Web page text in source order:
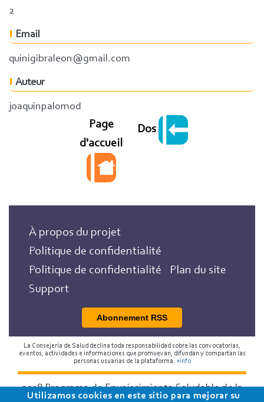
2
Email
quinigibraleon@gmail.com
Auteur
joaquinpalomod
Page
d'accueil
Dos
À propos du projet
Politique de confidentialité
Politique de confidentialité
Plan du site
Support
Abonnement RSS
La Consejería de Salud declina toda responsabilidad sobre las convocatorias,
eventos, actividades e informaciones que promuevan, difundan y compartan las
personas usuarias de la plataforma. +info
2018 Programa de Envejecimiento Saludable de la
Utilizamos cookies en este sitio para mejorar su